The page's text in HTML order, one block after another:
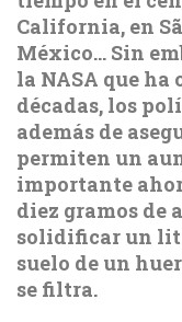
California, en
México… Sin
la NASA que
décadas, los
además de
permiten un
importante
diez gramos de
solidificar un
suelo de un
se filtra.